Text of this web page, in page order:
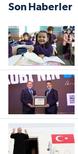
Son Haberler